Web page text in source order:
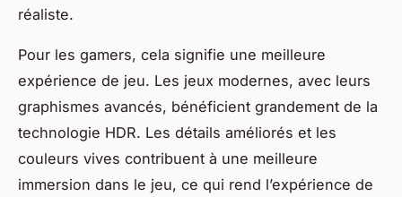
réaliste.
Pour les gamers, cela signifie une meilleure
expérience de jeu. Les jeux modernes, avec leurs
graphismes avancés, bénéficient grandement de la
technologie HDR. Les détails améliorés et les
couleurs vives contribuent à une meilleure
immersion dans le jeu, ce qui rend l’expérience de